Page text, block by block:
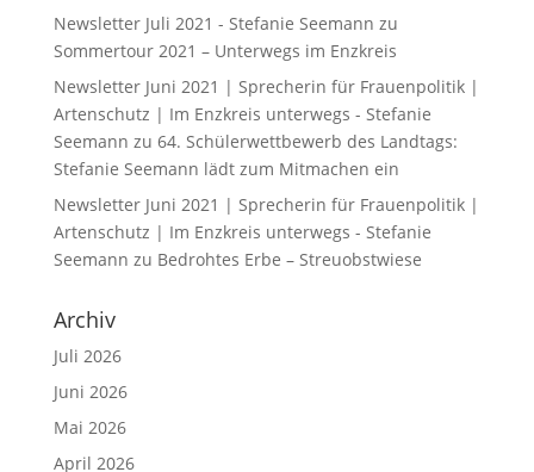
Newsletter Juli 2021 - Stefanie Seemann zu
Sommertour 2021 – Unterwegs im Enzkreis
Newsletter Juni 2021 | Sprecherin für Frauenpolitik |
Artenschutz | Im Enzkreis unterwegs - Stefanie
Seemann zu 64. Schülerwettbewerb des Landtags:
Stefanie Seemann lädt zum Mitmachen ein
Newsletter Juni 2021 | Sprecherin für Frauenpolitik |
Artenschutz | Im Enzkreis unterwegs - Stefanie
Seemann zu Bedrohtes Erbe – Streuobstwiese
Archiv
Juli 2026
Juni 2026
Mai 2026
April 2026